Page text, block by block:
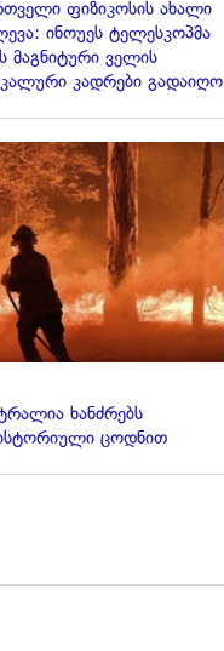
ფიზიკოსის ახალი
ინოუეს ტელესკოპმა
მაგნიტური ველის
კადრები გადაიღო
ხანძრებს
ცოდნით